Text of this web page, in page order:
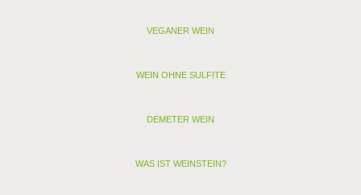
VEGANER WEIN
WEIN OHNE SULFITE
DEMETER WEIN
WAS IST WEINSTEIN?